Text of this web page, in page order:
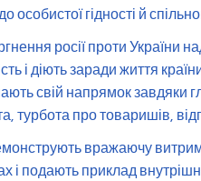
особистої гідності й
росії проти України
і діють заради життя
свій напрямок завдяки
турбота про товаришів,
вражаючу
і подають приклад